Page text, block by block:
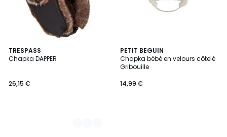
TRESPASS
Chapka DAPPER
26,15 €
2
Couleurs
PETIT BEGUIN
Chapka bébé en velours côtelé
Gribouille
14,99 €